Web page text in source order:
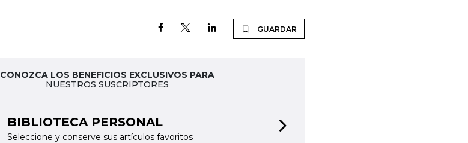
GUARDAR
CONOZCA LOS BENEFICIOS EXCLUSIVOS PARA
NUESTROS SUSCRIPTORES
BIBLIOTECA PERSONAL
Seleccione y conserve sus artículos favoritos